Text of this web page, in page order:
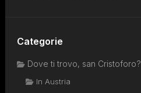
Categorie
Dove ti trovo, san Cristoforo?
In Austria